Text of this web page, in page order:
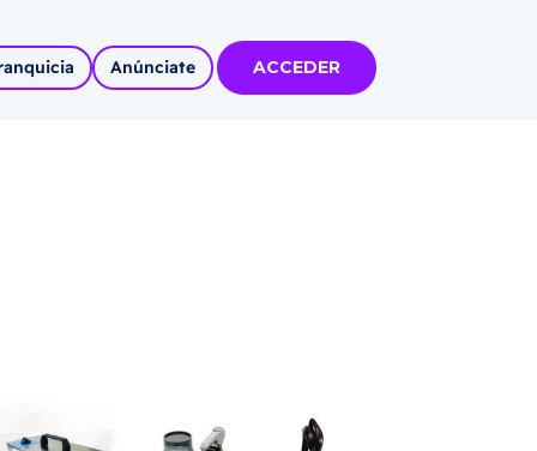
con
Anúnciate ACCEDER